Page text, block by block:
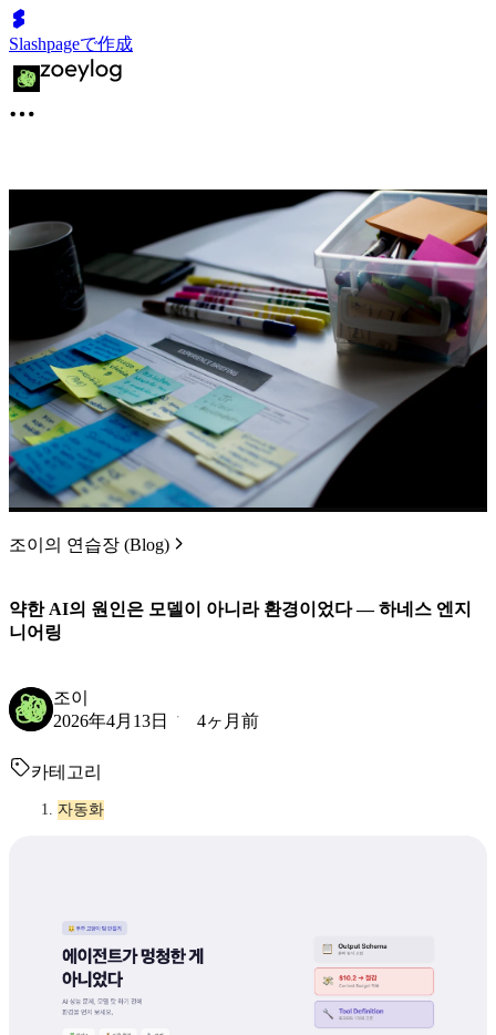
Slashpageで作成
조이의 연습장 (Blog)
약한 AI의 원인은 모델이 아니라 환경이었다 — 하네스 엔지
니어링
조이
2026年4月13日
4ヶ月前
카테고리
자동화